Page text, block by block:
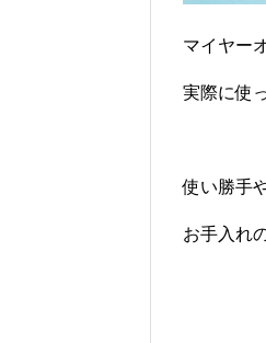
マイヤー
実際に使
使い勝手
お手入れ